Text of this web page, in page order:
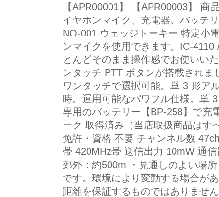
【APR00001】 【APR00003】 商
イヤホンマイク、充電器、バッテ
NO-001 ウェッジトーキー 特定小
ンマイクを使用できます。IC-
とんどそのまま操作感でお使いい
ンタッチ PTT ボタンが搭載され
ワンタッチで選択可能。単 3 形ア
時。運用可能なパワフル仕様。単
専用のバッテリー【BP-258】で充
ーク 取得済み（当店取扱商品はす
免許・資格 不要 チャンネル数
帯 420MHz帯 送信出力 10mW 通
郊外：約500m ・見通しのよい場
です。環境により変動する場合
距離を保証するものではありませ